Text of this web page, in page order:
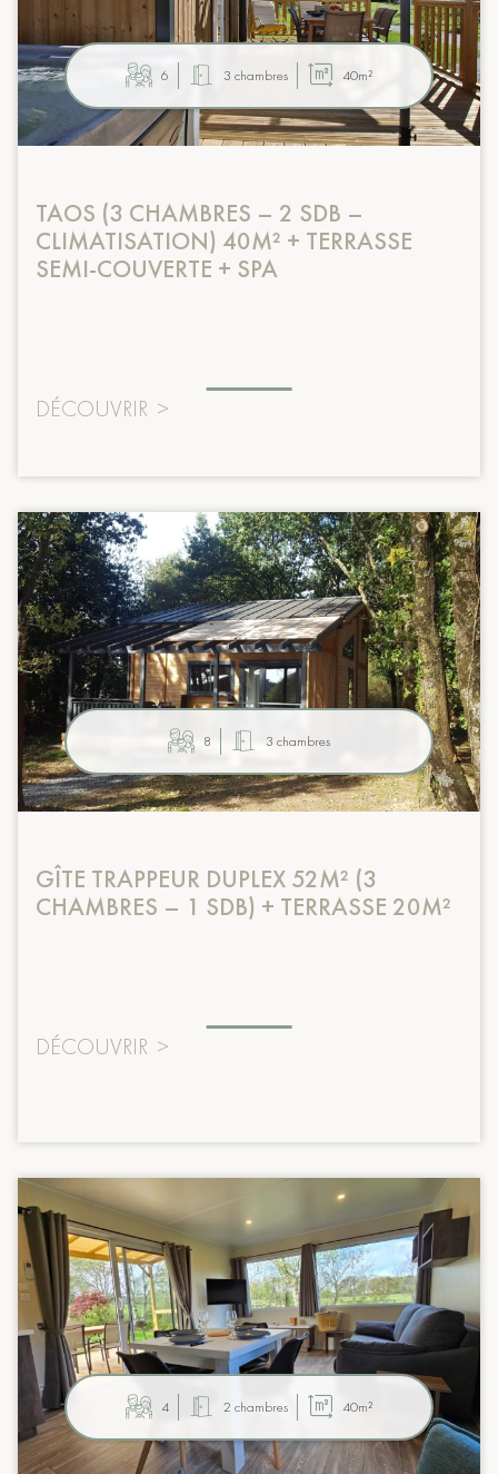
6 3 chambres 40m²
TAOS (3 CHAMBRES – 2 SDB –
CLIMATISATION) 40M² + TERRASSE
SEMI-COUVERTE + SPA
DÉCOUVRIR >
8 3 chambres
GÎTE TRAPPEUR DUPLEX 52M² (3
CHAMBRES – 1 SDB) + TERRASSE 20M²
DÉCOUVRIR >
4 2 chambres 40m²